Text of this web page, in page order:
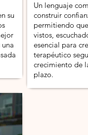
su
Un lenguaje
construir
permitiendo
vistos,
esencial para
terapéutico
crecimiento de
plazo.